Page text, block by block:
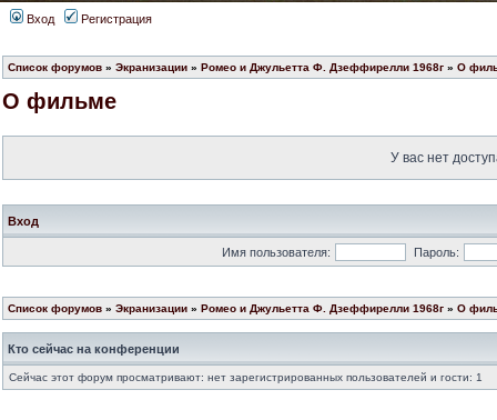
Вход Регистрация
Список форумов » Экранизации » Ромео и Джульетта Ф. Дзеффирелли 1968г » О
О фильме
У вас нет
Вход
Имя пользователя: Пароль:
Список форумов » Экранизации » Ромео и Джульетта Ф. Дзеффирелли 1968г » О
Кто сейчас на конференции
Сейчас этот форум просматривают: нет зарегистрированных пользователей и гости: 1